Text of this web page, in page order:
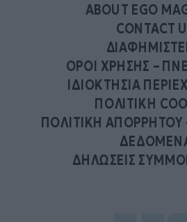
ABOUT EGO
CONTACT
ΟΡΟΙ ΧΡΗΣΗΣ –
ΙΔΙΟΚΤΗΣΙΑ
ΠΟΛΙΤΙΚΗ
ΠΟΛΙΤΙΚΗ
ΔΗΛΩΣΕΙΣ